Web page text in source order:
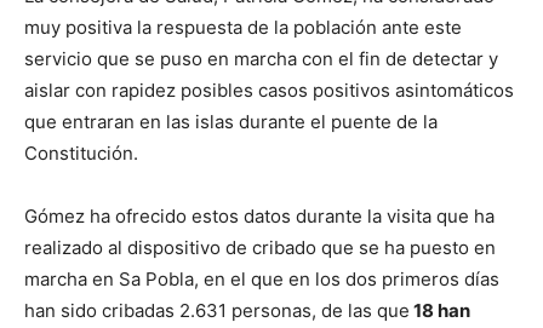
muy positiva la respuesta de la población ante este
servicio que se puso en marcha con el fin de detectar y
aislar con rapidez posibles casos positivos asintomáticos
que entraran en las islas durante el puente de la
Constitución.
Gómez ha ofrecido estos datos durante la visita que ha
realizado al dispositivo de cribado que se ha puesto en
marcha en Sa Pobla, en el que en los dos primeros días
han sido cribadas 2.631 personas, de las que 18 han